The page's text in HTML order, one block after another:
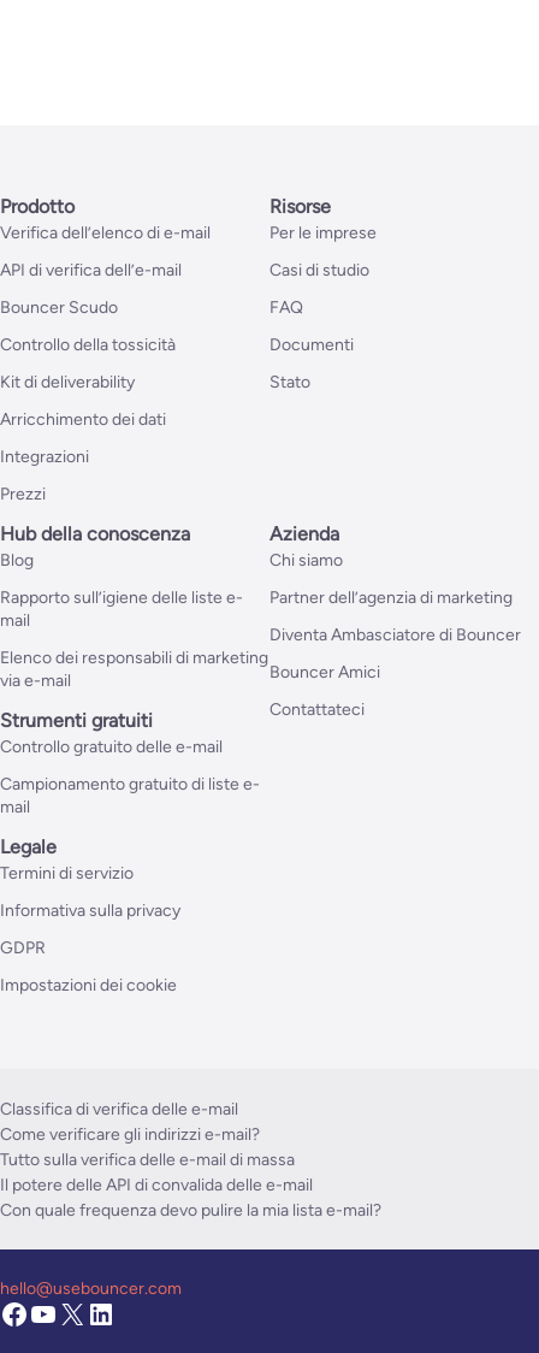
Prodotto
Verifica dell’elenco di e-mail
API di verifica dell’e-mail
Bouncer Scudo
Controllo della tossicità
Kit di deliverability
Arricchimento dei dati
Integrazioni
Prezzi
Risorse
Per le imprese
Casi di studio
FAQ
Documenti
Stato
Hub della conoscenza
Blog
Rapporto sull’igiene delle liste e-
mail
Elenco dei responsabili di marketing
via e-mail
Strumenti gratuiti
Controllo gratuito delle e-mail
Campionamento gratuito di liste e-
mail
Azienda
Chi siamo
Partner dell’agenzia di marketing
Diventa Ambasciatore di Bouncer
Bouncer Amici
Contattateci
Legale
Termini di servizio
Informativa sulla privacy
GDPR
Impostazioni dei cookie
Classifica di verifica delle e-mail
Come verificare gli indirizzi e-mail?
Tutto sulla verifica delle e-mail di massa
Il potere delle API di convalida delle e-mail
Con quale frequenza devo pulire la mia lista e-mail?
hello@usebouncer.com